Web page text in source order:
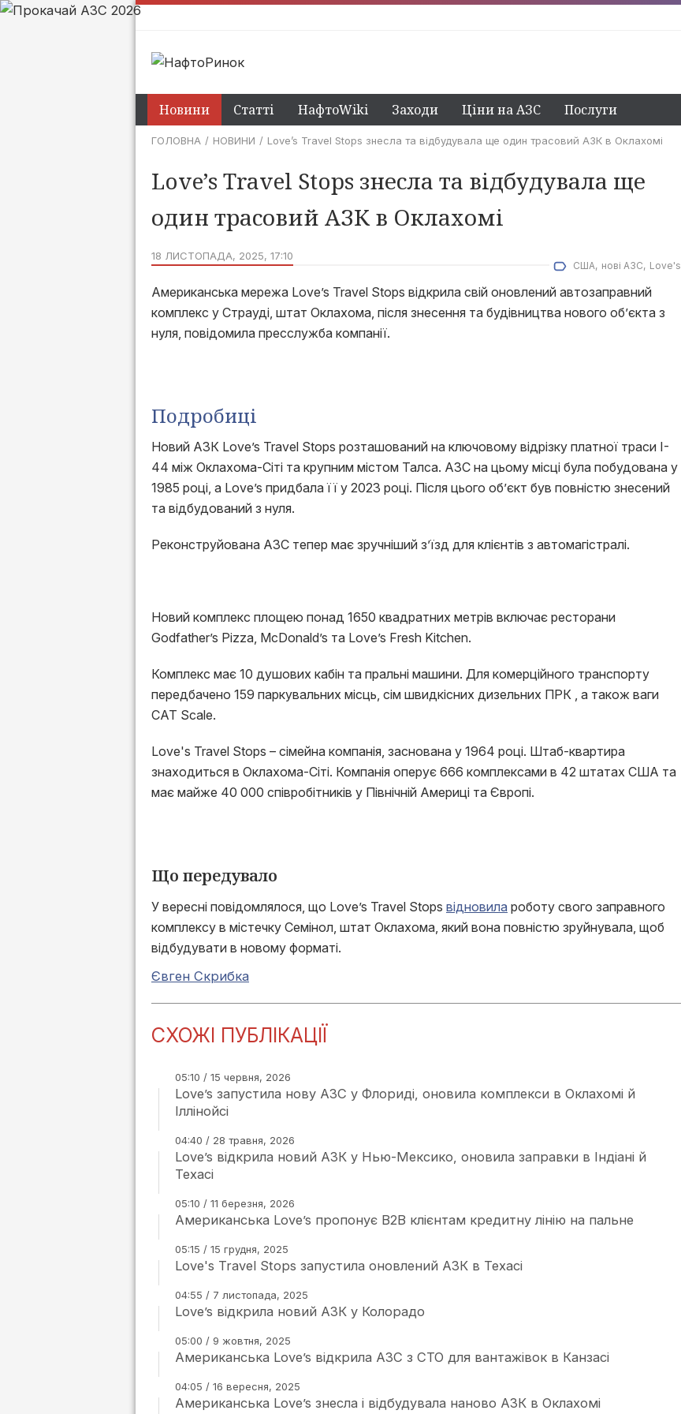
Новини Статті НафтоWiki Заходи Ціни на АЗС Послуги
ГОЛОВНА НОВИНИ Love’s Travel Stops знесла та відбудувала ще один трасовий АЗК в Оклахомі
Love’s Travel Stops знесла та відбудувала ще
один трасовий АЗК в Оклахомі
18 ЛИСТОПАДА, 2025, 17:10
США нові АЗС Love's
Американська мережа Love’s Travel Stops відкрила свій оновлений автозаправний
комплекс у Страуді, штат Оклахома, після знесення та будівництва нового об’єкта з
нуля, повідомила пресслужба компанії.
Подробиці
Новий АЗК Love’s Travel Stops розташований на ключовому відрізку платної траси I-
44 між Оклахома-Сіті та крупним містом Талса. АЗС на цьому місці була побудована у
1985 році, а Love’s придбала її у 2023 році. Після цього об’єкт був повністю знесений
та відбудований з нуля.
Реконструйована АЗС тепер має зручніший з’їзд для клієнтів з автомагістралі.
Новий комплекс площею понад 1650 квадратних метрів включає ресторани
Godfather’s Pizza, McDonald’s та Love’s Fresh Kitchen.
Комплекс має 10 душових кабін та пральні машини. Для комерційного транспорту
передбачено 159 паркувальних місць, сім швидкісних дизельних ПРК , а також ваги
CAT Scale.
Love's Travel Stops – сімейна компанія, заснована у 1964 році. Штаб-квартира
знаходиться в Оклахома-Сіті. Компанія оперує 666 комплексами в 42 штатах США та
має майже 40 000 співробітників у Північній Америці та Європі.
Що передувало
У вересні повідомлялося, що Love’s Travel Stops відновила роботу свого заправного
комплексу в містечку Семінол, штат Оклахома, який вона повністю зруйнувала, щоб
відбудувати в новому форматі.
Євген Скрибка
СХОЖІ ПУБЛІКАЦІЇ
05:10 / 15 червня, 2026
Love’s запустила нову АЗС у Флориді, оновила комплекси в Оклахомі й
Іллінойсі
04:40 / 28 травня, 2026
Love’s відкрила новий АЗК у Нью-Мексико, оновила заправки в Індіані й
Техасі
05:10 / 11 березня, 2026
Американська Love’s пропонує B2B клієнтам кредитну лінію на пальне
05:15 / 15 грудня, 2025
Love's Travel Stops запустила оновлений АЗК в Техасі
04:55 / 7 листопада, 2025
Love’s відкрила новий АЗК у Колорадо
05:00 / 9 жовтня, 2025
Американська Love’s відкрила АЗС з СТО для вантажівок в Канзасі
04:05 / 16 вересня, 2025
Американська Love’s знесла і відбудувала наново АЗК в Оклахомі